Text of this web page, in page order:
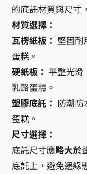
的底託材質與尺寸
材質選擇：
瓦楞紙板： 堅固耐
蛋糕。
硬紙板： 平整光滑
乳酪蛋糕。
塑膠底託： 防潮防
蛋糕。
尺寸選擇：
底託尺寸應略大於
底託上，避免邊緣